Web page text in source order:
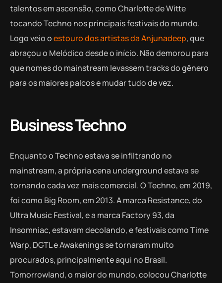
talentos em ascensão, como Charlotte de Witte
tocando Techno nos principais festivais do mundo.
Logo veio oestouro dos artistas da Anjunadeep, que
abraçou o Melódico desde o início. Não demorou para
que nomes do mainstream levassem tracks do gênero
para os maiores palcos e mudar tudo de vez.
Business Techno
Enquanto o Techno estava se infiltrando no
mainstream, a própria cena underground estava se
tornando cada vez mais comercial. O Techno, em 2019,
foi como Big Room, em 2013. A marca Resistance, do
Ultra Music Festival, e a marca Factory 93, da
Insomniac, estavam decolando, e festivais como Time
Warp, DGTL e Awakenings se tornaram muito
procurados, principalmente aqui no Brasil.
Tomorrowland, o maior do mundo, colocou Charlotte